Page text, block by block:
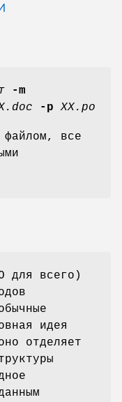
-m
-p XX.po
файлом, все
для всего)
идея
отделяет